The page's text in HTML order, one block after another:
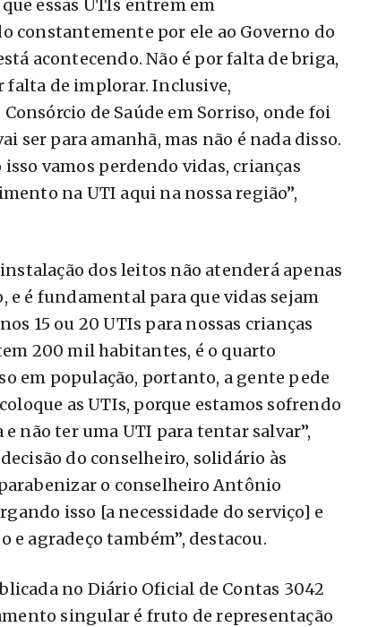
essas UTIs entrem em
constantemente por ele ao Governo do
acontecendo. Não é por falta de briga,
falta de implorar. Inclusive,
de Saúde em Sorriso, onde foi
ser para amanhã, mas não é nada disso.
vamos perdendo vidas, crianças
na UTI aqui na nossa região”,
dos leitos não atenderá apenas
e é fundamental para que vidas sejam
15 ou 20 UTIs para nossas crianças
200 mil habitantes, é o quarto
em população, portanto, a gente pede
as UTIs, porque estamos sofrendo
não ter uma UTI para tentar salvar”,
do conselheiro, solidário às
o conselheiro Antônio
isso [a necessidade do serviço] e
agradeço também”, destacou.
no Diário Oficial de Contas 3042
singular é fruto de representação